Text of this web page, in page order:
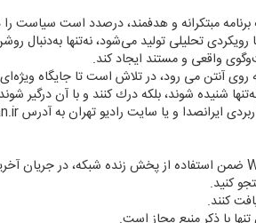
مبتكرانه و هدفمند، درصدد است سیاست
تحلیلی تولید می‌شود، نه‌تنها به‌دنبال
واقعی و مستند ایجاد كند.
از شنبه تا چهارشنبه هر روز ساعت ۱۲:۳۰ به مدت ۹۰ دقیقه به روی آنتن می
شنیده شوند، بلكه درك كنند و با آن درگیر
كنند.